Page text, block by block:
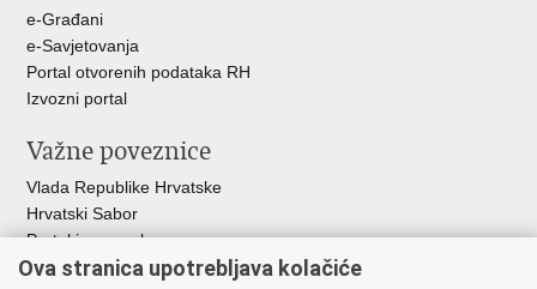
e-Građani
e-Savjetovanja
Portal otvorenih podataka RH
Izvozni portal
Važne poveznice
Vlada Republike Hrvatske
Hrvatski Sabor
Portal javne nabave
Centralizirani sustav za zapošljavanje
Ova stranica upotrebljava kolačiće